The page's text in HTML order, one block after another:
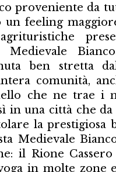
proveniente da
un feeling
ben stretta
comunità,
che ne trae i
in una città che da
la prestigiosa
Medievale
il Rione
in molte zone